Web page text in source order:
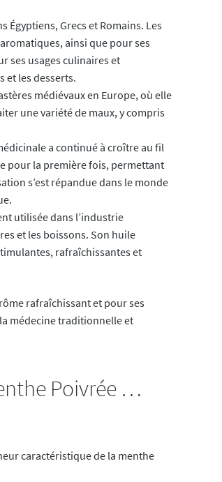
Grecs et Romains. Les
ainsi que pour ses
ses usages culinaires et
et les desserts.
médiévaux en Europe, où elle
une variété de maux, y compris
a continué à croître au fil
pour la première fois, permettant
s’est répandue dans le monde
utilisée dans l’industrie
et les boissons. Son huile
rafraîchissantes et
rafraîchissant et pour ses
médecine traditionnelle et
Poivrée …
caractéristique de la menthe